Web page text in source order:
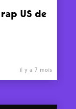
US de
il y a 7 mois